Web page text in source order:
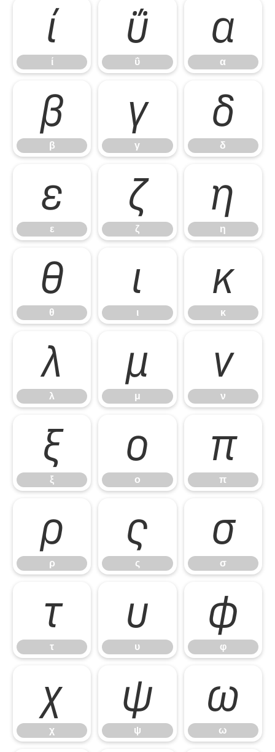
ί
ί
ΰ
ΰ
α
α
β
β
γ
γ
δ
δ
ε
ε
ζ
ζ
η
η
θ
θ
ι
ι
κ
κ
λ
λ
μ
μ
ν
ν
ξ
ξ
ο
ο
π
π
ρ
ρ
ς
ς
σ
σ
τ
τ
υ
υ
φ
φ
χ
χ
ψ
ψ
ω
ω